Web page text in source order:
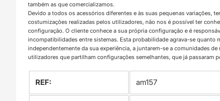
também as que comercializamos.
Devido a todos os acessórios diferentes e às suas pequenas variações,
costumizações realizadas pelos utilizadores, não nos é possível ter
configuração. O cliente conhece a sua própria configuração e é
incompatibilidades entre sistemas. Esta probabilidade agrava-se
independentemente da sua experiência, a juntarem-se a comunidades
utilizadores que partilham configurações semelhantes, que já passaram
REF: am157